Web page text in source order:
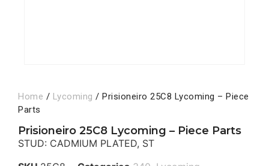
Home / Lycoming / Prisioneiro 25C8 Lycoming – Piece
Parts
Prisioneiro 25C8 Lycoming – Piece Parts
STUD: CADMIUM PLATED, ST